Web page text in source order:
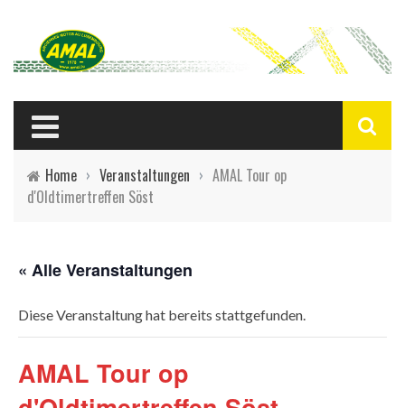
Home › Veranstaltungen › AMAL Tour op
d'Oldtimertreffen Söst
« Alle Veranstaltungen
Diese Veranstaltung hat bereits stattgefunden.
AMAL Tour op